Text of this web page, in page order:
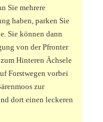
Sie mehrere
haben, parken Sie
Sie können dann
von der Pfronter
Hinteren Ächsele
Forstwegen vorbei
zur
dort einen leckeren